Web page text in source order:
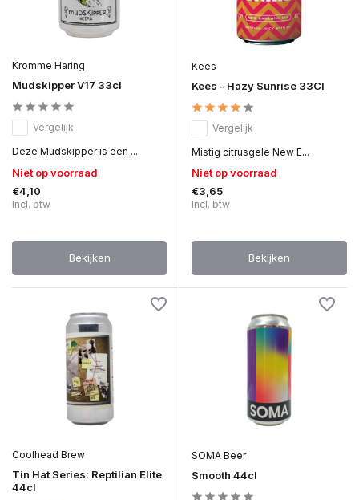
Kromme Haring
Mudskipper V17 33cl
Vergelijk
Deze Mudskipper is een ...
Niet op voorraad
€4,10
Incl. btw
Bekijken
Kees
Kees - Hazy Sunrise 33Cl
Vergelijk
Mistig citrusgele New E...
Niet op voorraad
€3,65
Incl. btw
Bekijken
Coolhead Brew
Tin Hat Series: Reptilian Elite
44cl
SOMA Beer
Smooth 44cl